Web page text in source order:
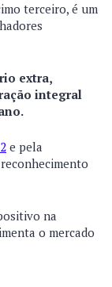
terceiro, é um
extra,
integral
e pela
na
o mercado